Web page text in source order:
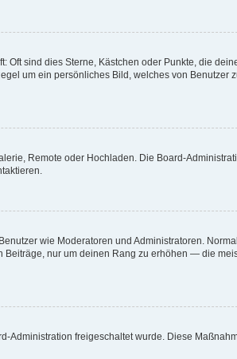
Oft sind dies Sterne, Kästchen oder Punkte, die
um ein persönliches Bild, welches von Benutzer
Remote oder Hochladen. Die Board-
wie Moderatoren und Administratoren.
nur um deinen Rang zu erhöhen — die
Administration freigeschaltet wurde. Diese